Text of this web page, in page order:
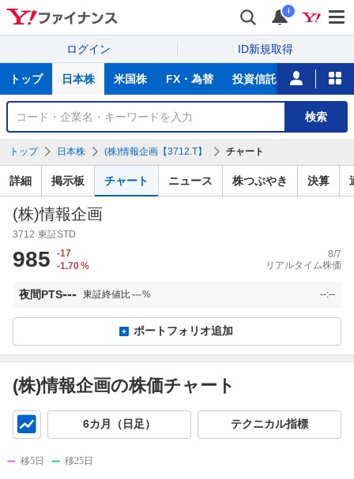
i
ログイン ID新規取得
サ
トップ 日本株 米国株 FX・為替 投資信託 ニュース
銘
検
索
検索
トップ 日本株 (株)情報企画【3712.T】 チャート
詳細 掲示板 チャート ニュース 株つぶやき 決算
(株)情報企画
3712 東証STD
985
-17
-1.70%
8/7
リアルタイム株価
夜間PTS--- 東証終値比---% --:--
ポートフォリオ追加
(株)情報企画の株価チャート
6カ月（日足） テクニカル指標
移5日 移25日